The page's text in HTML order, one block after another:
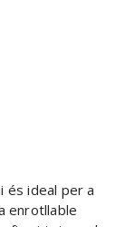
és ideal per a
enrotllable